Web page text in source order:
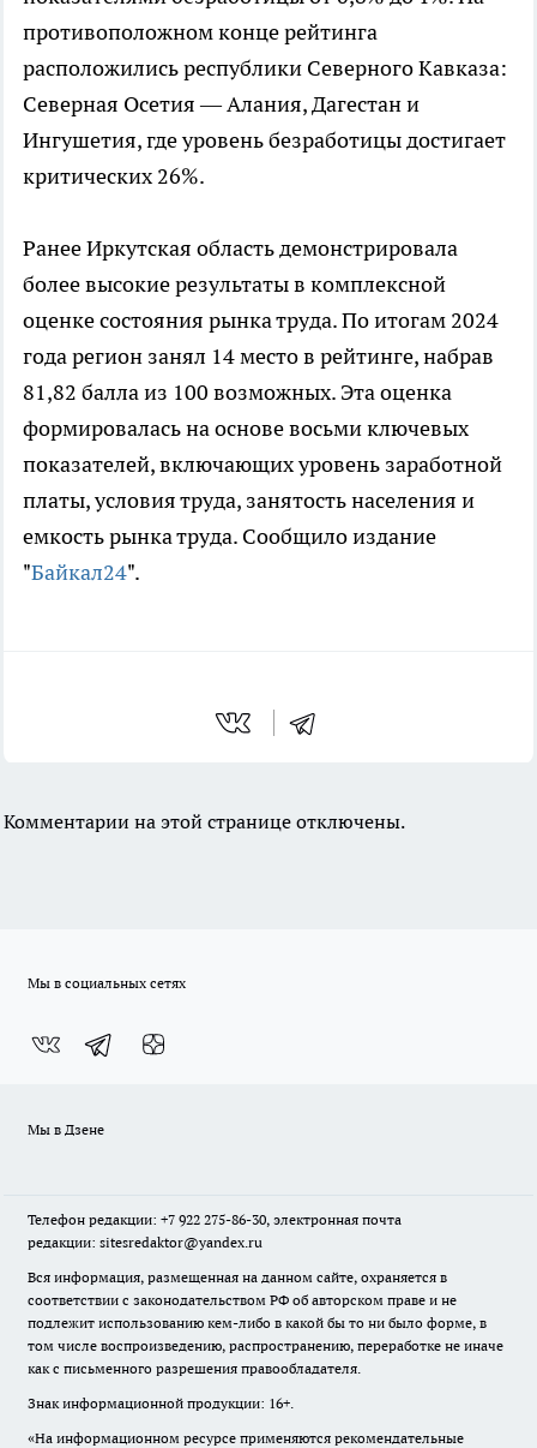
противоположном конце рейтинга
расположились республики Северного Кавказа:
Северная Осетия — Алания, Дагестан и
Ингушетия, где уровень безработицы достигает
критических 26%.
Ранее Иркутская область демонстрировала
более высокие результаты в комплексной
оценке состояния рынка труда. По итогам 2024
года регион занял 14 место в рейтинге, набрав
81,82 балла из 100 возможных. Эта оценка
формировалась на основе восьми ключевых
показателей, включающих уровень заработной
платы, условия труда, занятость населения и
емкость рынка труда. Сообщило издание
"Байкал24".
Комментарии на этой странице отключены.
Мы в социальных сетях
Мы в Дзене
Телефон редакции: +7 922 275-86-30, электронная почта
редакции: sitesredaktor@yandex.ru
Вся информация, размещенная на данном сайте, охраняется в
соответствии с законодательством РФ об авторском праве и не
подлежит использованию кем-либо в какой бы то ни было форме, в
том числе воспроизведению, распространению, переработке не иначе
как с письменного разрешения правообладателя.
Знак информационной продукции: 16+.
«На информационном ресурсе применяются рекомендательные